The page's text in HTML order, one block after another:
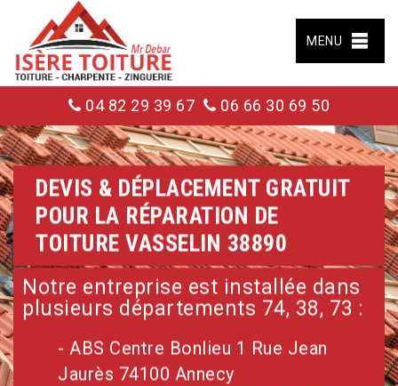
MENU
04 82 29 39 67 06 66 30 69 50
DEVIS & DÉPLACEMENT GRATUIT
POUR LA RÉPARATION DE
TOITURE VASSELIN 38890
Notre entreprise est installée dans
plusieurs départements 74, 38, 73 :
- ABS Centre Bonlieu 1 Rue Jean
Jaurès 74100 Annecy